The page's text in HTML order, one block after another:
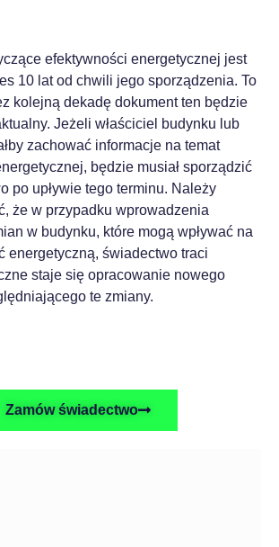
efektywności energetycznej jest
10 lat od chwili jego sporządzenia. To
kolejną dekadę dokument ten będzie
Jeżeli właściciel budynku lub
zachować informacje na temat
będzie musiał sporządzić
po upływie tego terminu. Należy
że w przypadku wprowadzenia
w budynku, które mogą wpływać na
energetyczną, świadectwo traci
staje się opracowanie nowego
te zmiany.
Zamów świadectwo